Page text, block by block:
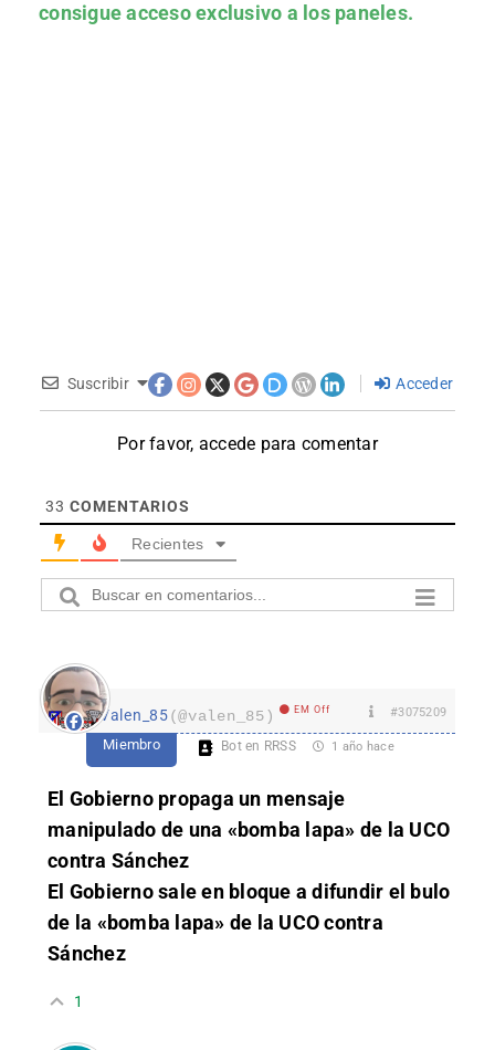
consigue acceso exclusivo a los paneles.
Suscribir Acceder
Por favor, accede para comentar
33 COMENTARIOS
Recientes
Valen_85(@valen_85) EM Off #3075209
Miembro Bot en RRSS 1 año hace
El Gobierno propaga un mensaje
manipulado de una «bomba lapa» de la UCO
contra Sánchez
El Gobierno sale en bloque a difundir el bulo
de la «bomba lapa» de la UCO contra
Sánchez
1